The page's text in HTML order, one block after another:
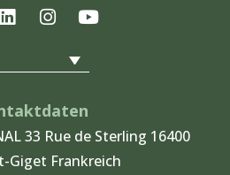
L
k
d
i
n
I
t
g
r
a
m
Y
t
b
e
33 Rue de Sterling 16400
Giget Frankreich